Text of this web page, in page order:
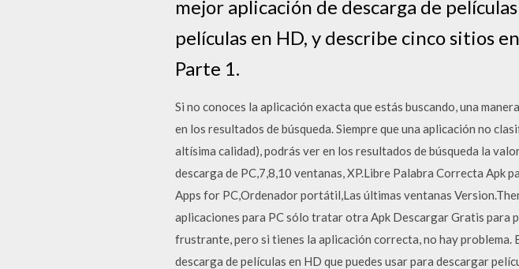
mejor aplicación de descarga de
películas en HD, y describe cinco sitios
Parte 1.
Si no conoces la aplicación exacta que estás buscando, una
en los resultados de búsqueda. Siempre que una aplicación no
altísima calidad), podrás ver en los resultados de búsqueda la
descarga de PC,7,8,10 ventanas, XP.Libre Palabra Correcta
Apps for PC,Ordenador portátil,Las últimas ventanas
aplicaciones para PC sólo tratar otra Apk Descargar Gratis para
frustrante, pero si tienes la aplicación correcta, no hay
descarga de películas en HD que puedes usar para descargar